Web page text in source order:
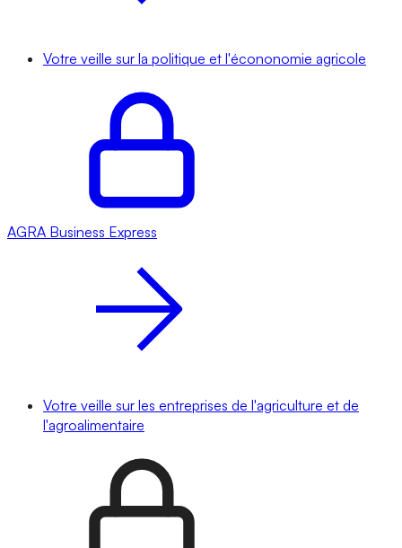
Votre veille sur la politique et l'écononomie agricole
AGRA Business Express
Votre veille sur les entreprises de l'agriculture et de
l'agroalimentaire